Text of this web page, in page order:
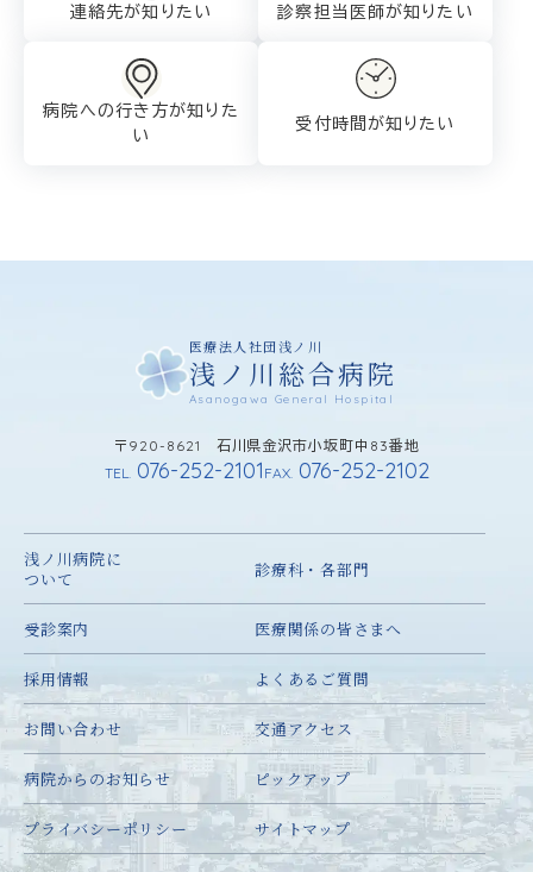
連絡先が知りたい 診察担当医師が知りたい
病院への行き方が知りた
い
受付時間が知りたい
医療法人社団浅ノ川
浅ノ川総合病院
Asanogawa General Hospital
〒920-8621 石川県金沢市小坂町中83番地
TEL.076-252-2101 FAX.076-252-2102
浅ノ川病院に
ついて
診療科・各部門
受診案内 医療関係の皆さまへ
採用情報 よくあるご質問
お問い合わせ 交通アクセス
病院からのお知らせ ピックアップ
プライバシーポリシー サイトマップ